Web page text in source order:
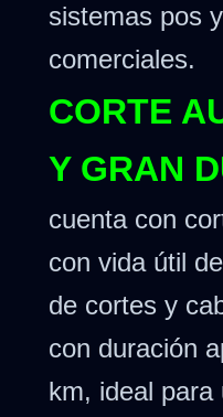
sistemas pos
comerciales.
CORTE
Y GRAN
cuenta con
con vida útil
de cortes y
con duración
km, ideal para